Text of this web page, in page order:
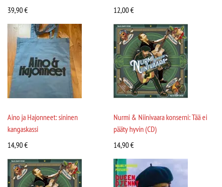
39,90€
12,00€
Aino ja Hajonneet: sininen
kangaskassi
14,90€
Nurmi & Niinivaara konserni: Tää ei
pääty hyvin (CD)
14,90€